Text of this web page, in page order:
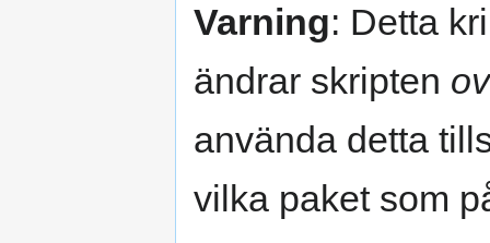
Varning: Detta
ändrar skripten
använda detta
vilka paket som